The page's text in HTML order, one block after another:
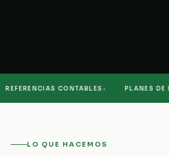
CONTABLES· PLANES DE
LO QUE HACEMOS